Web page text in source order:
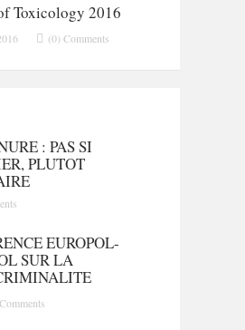
Toxicology 2016
(0) Comments
: PAS SI
PLUTOT
EUROPOL-
SUR LA